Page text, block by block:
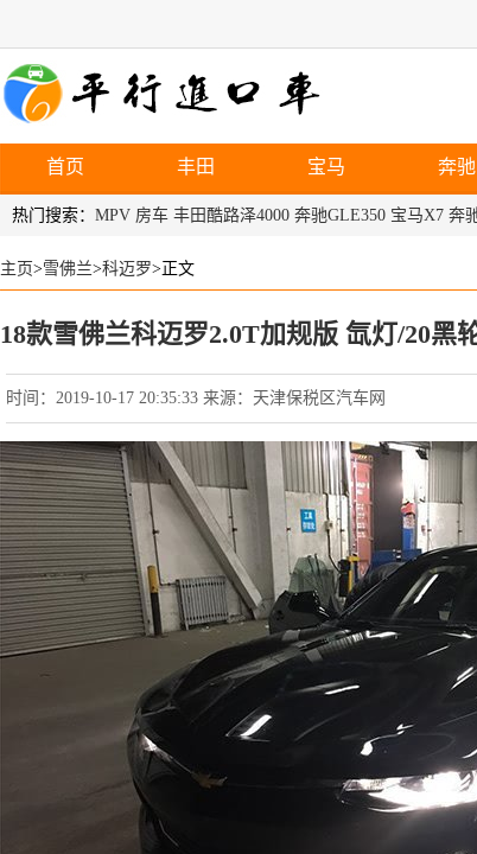
首页 丰田 宝马 奔驰
热门搜索： MPV 房车 丰田酷路泽4000 奔驰GLE350 宝马X7 奔
主页>雪佛兰>科迈罗>正文
18款雪佛兰科迈罗2.0T加规版 氙灯/20黑
时间：2019-10-17 20:35:33 来源：天津保税区汽车网